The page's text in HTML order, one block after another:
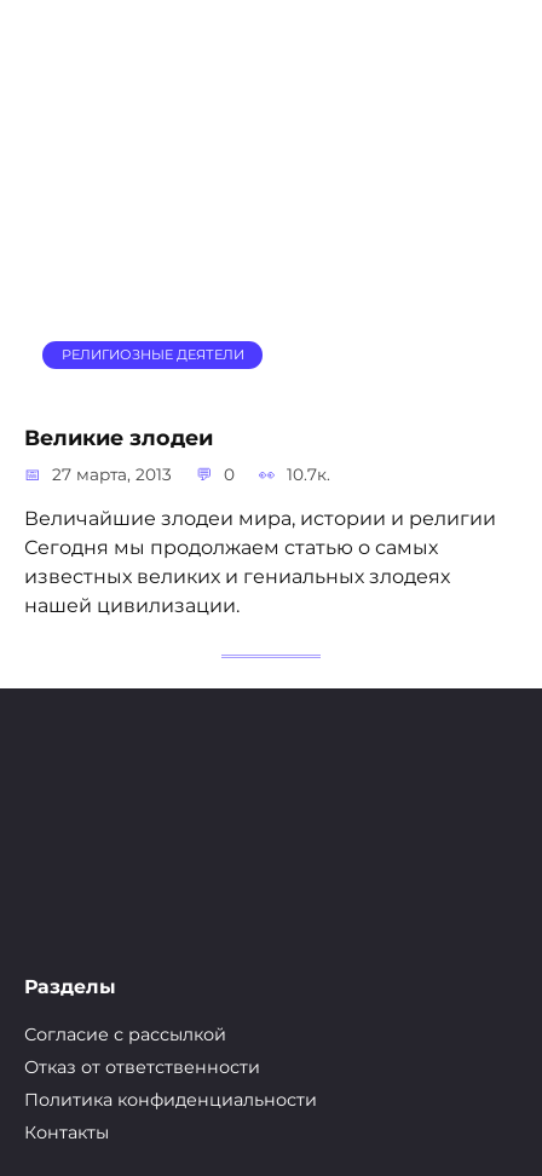
РЕЛИГИОЗНЫЕ ДЕЯТЕЛИ
Великие злодеи
27 марта, 2013 0 10.7к.
Величайшие злодеи мира, истории и религии
Сегодня мы продолжаем статью о самых
известных великих и гениальных злодеях
нашей цивилизации.
Разделы
Согласие с рассылкой
Отказ от ответственности
Политика конфиденциальности
Контакты